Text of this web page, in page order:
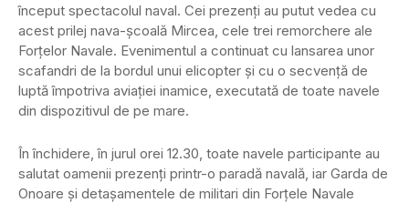
început spectacolul naval. Cei prezenți au putut vedea cu
acest prilej nava-şcoală Mircea, cele trei remorchere ale
Forţelor Navale. Evenimentul a continuat cu lansarea unor
scafandri de la bordul unui elicopter şi cu o secvenţă de
luptă împotriva aviaţiei inamice, executată de toate navele
din dispozitivul de pe mare.
În închidere, în jurul orei 12.30, toate navele participante au
salutat oamenii prezenți printr-o paradă navală, iar Garda de
Onoare şi detaşamentele de militari din Forţele Navale